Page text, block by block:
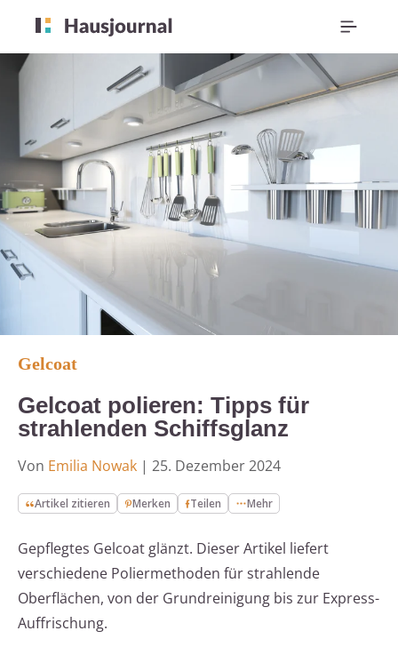
Gelcoat
Gelcoat polieren: Tipps für
strahlenden Schiffsglanz
Von Emilia Nowak | 25. Dezember 2024
Artikel zitieren Merken Teilen Mehr
Gepflegtes Gelcoat glänzt. Dieser Artikel liefert
verschiedene Poliermethoden für strahlende
Oberflächen, von der Grundreinigung bis zur Express-
Auffrischung.